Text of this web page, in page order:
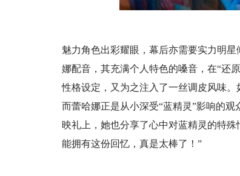
魅力角色出彩耀眼，幕后亦需要实力明
娜配音，其充满个人特色的嗓音，在“还
性格设定，又为之注入了一丝调皮风味
而蕾哈娜正是从小深受“蓝精灵”影响的
映礼上，她也分享了心中对蓝精灵的特
能拥有这份回忆，真是太棒了！”